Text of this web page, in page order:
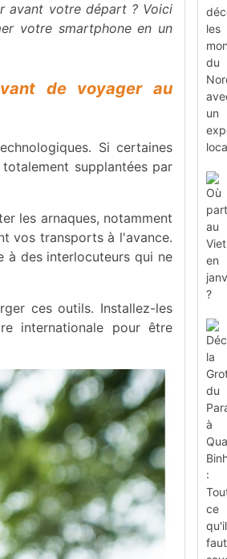
avant votre départ ? Voici
votre smartphone en un
de voyager au
Si certaines
supplantées par
les arnaques, notamment
vos transports à l'avance.
à des interlocuteurs qui ne
ces outils. Installez-les
internationale pour être